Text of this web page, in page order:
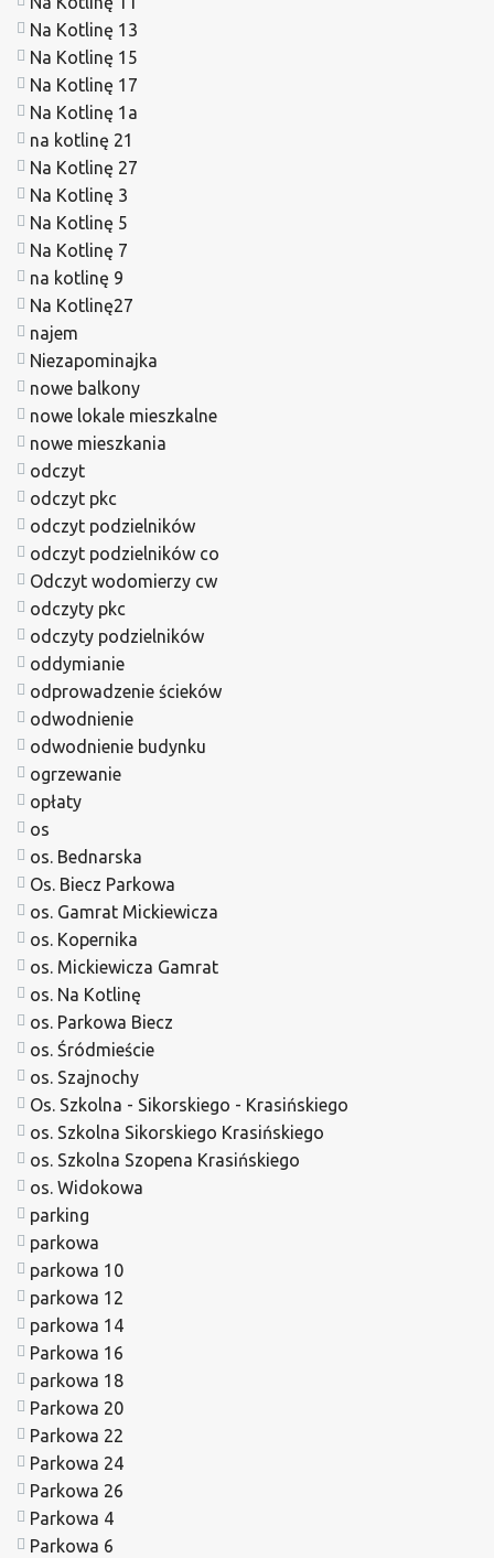
Na Kotlinę 13
Na Kotlinę 15
Na Kotlinę 17
Na Kotlinę 1a
na kotlinę 21
Na Kotlinę 27
Na Kotlinę 3
Na Kotlinę 5
Na Kotlinę 7
na kotlinę 9
Na Kotlinę27
najem
Niezapominajka
nowe balkony
nowe lokale mieszkalne
nowe mieszkania
odczyt
odczyt pkc
odczyt podzielników
odczyt podzielników co
Odczyt wodomierzy cw
odczyty pkc
odczyty podzielników
oddymianie
odprowadzenie ścieków
odwodnienie
odwodnienie budynku
ogrzewanie
opłaty
os
os. Bednarska
Os. Biecz Parkowa
os. Gamrat Mickiewicza
os. Kopernika
os. Mickiewicza Gamrat
os. Na Kotlinę
os. Parkowa Biecz
os. Śródmieście
os. Szajnochy
Os. Szkolna - Sikorskiego - Krasińskiego
os. Szkolna Sikorskiego Krasińskiego
os. Szkolna Szopena Krasińskiego
os. Widokowa
parking
parkowa
parkowa 10
parkowa 12
parkowa 14
Parkowa 16
parkowa 18
Parkowa 20
Parkowa 22
Parkowa 24
Parkowa 26
Parkowa 4
Parkowa 6